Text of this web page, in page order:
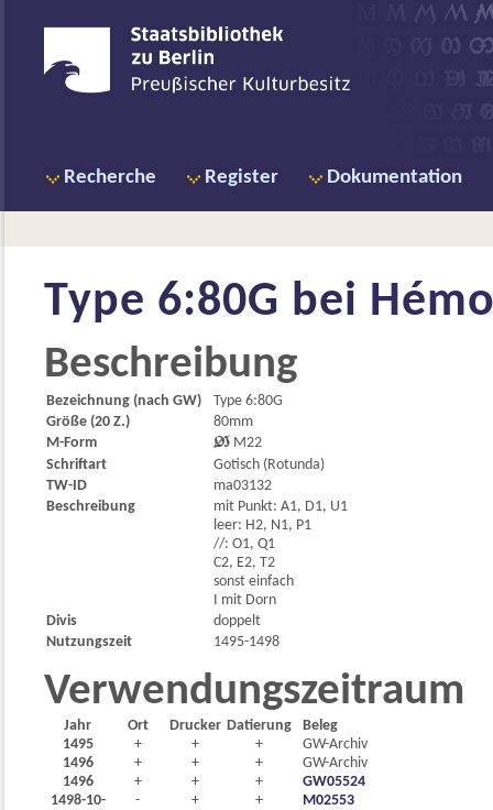
Recherche Register Dokumentation
Type 6:80G bei
Beschreibung
Bezeichnung (nach GW)
Type 6:80G
Größe (20 Z.)
80mm
M-Form
 M22
Schriftart
Gotisch (Rotunda)
TW-ID
ma03132
Beschreibung
mit Punkt: A1, D1, U1
leer: H2, N1, P1
//: O1, Q1
C2, E2, T2
sonst einfach
I mit Dorn
Divis
doppelt
Nutzungszeit
1495-1498
Verwendungszeitraum
Jahr Ort Drucker Datierung
Beleg
1495
+ + +
GW-Archiv
1496
+ + +
GW-Archiv
1496
+ + +
GW05524
1498-10-
- + + M02553